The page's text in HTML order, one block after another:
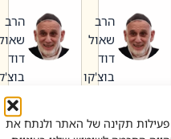
תקינה של האתר ולנתח את
הגדול לעם הרב
שאול
דוד
בוצ'קו
לשמוע קול תורה – מדרש
אליהו: בין
קנאות
הורסת
לקנאות
בונה
הרב
שאול
דוד
בוצ'קו
לשמוע קול